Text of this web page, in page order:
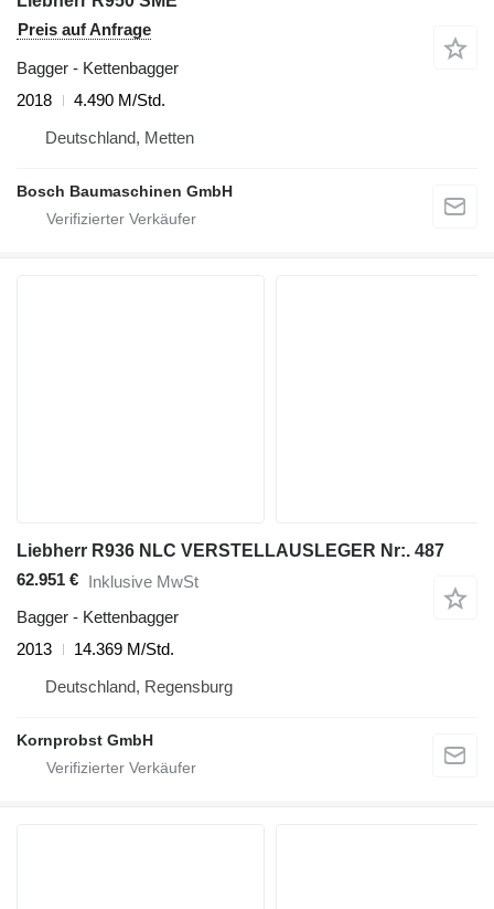
Preis auf Anfrage
Bagger - Kettenbagger
2018
4.490 M/Std.
Deutschland, Metten
Bosch Baumaschinen GmbH
Liebherr R936 NLC VERSTELLAUSLEGER Nr:. 487
62.951 € Inklusive MwSt
Bagger - Kettenbagger
2013
14.369 M/Std.
Deutschland, Regensburg
Kornprobst GmbH